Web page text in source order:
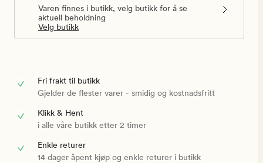
Varen finnes i butikk, velg butikk for å se
aktuell beholdning
Velg butikk
Fri frakt til butikk
Gjelder de flester varer - smidig og kostnadsfritt
Klikk & Hent
i alle våre butikk etter 2 timer
Enkle returer
14 dager åpent kjøp og enkle returer i butikk